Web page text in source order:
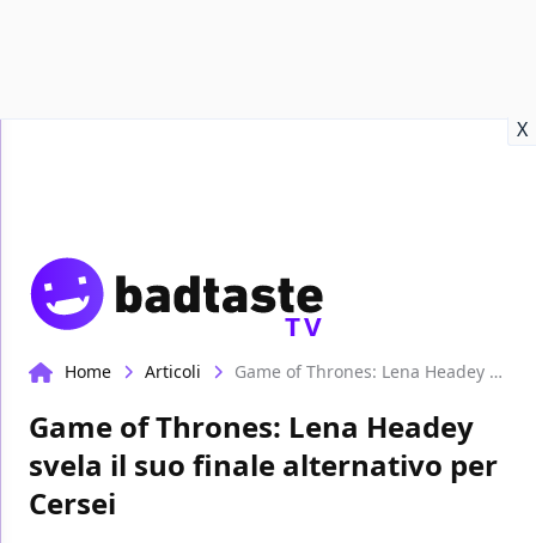
X
TV
Home Articoli Game of Thrones: Lena Headey svela il suo finale alternativo per Cersei
Game of Thrones: Lena Headey
svela il suo finale alternativo per
Cersei